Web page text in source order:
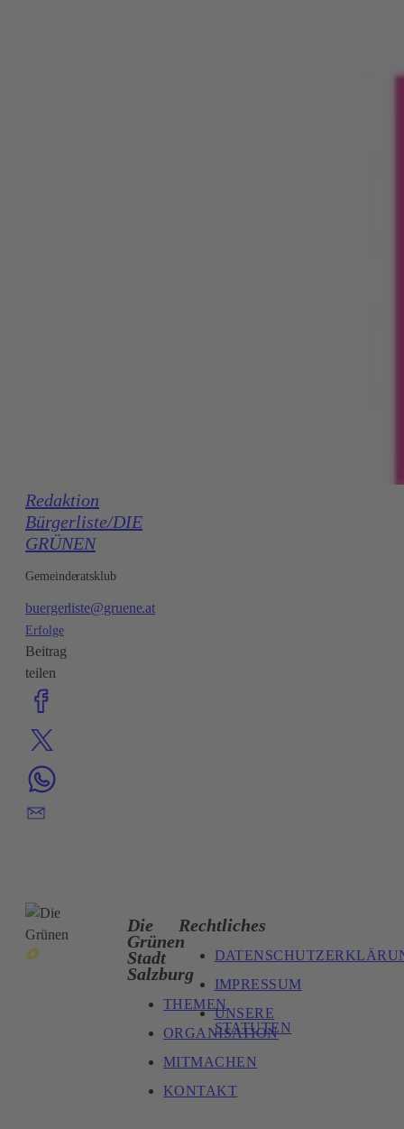
Redaktion
Bürgerliste/DIE
GRÜNEN
Gemeinderatsklub
buergerliste@gruene.at
Erfolge
Beitrag
teilen
Die
Grünen
Stadt
Salzburg
THEMEN
ORGANISATION
MITMACHEN
KONTAKT
Rechtliches
IMPRESSUM
UNSERE
STATUTEN